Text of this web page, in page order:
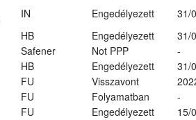
IN Engedélyezett
31/
HB Engedélyezett
31/
Safener Not PPP
-
HB Engedélyezett
31/
FU Visszavont
FU Folyamatban
-
FU Engedélyezett
15/